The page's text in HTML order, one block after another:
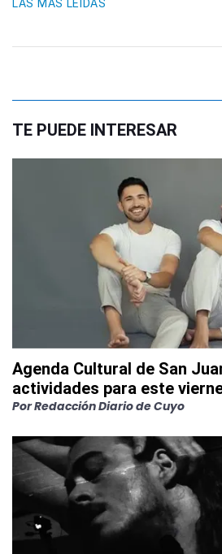
LAS MÁS LEIDAS
TE PUEDE INTERESAR
Agenda Cultural de San
actividades para este
PorRedacción Diario de Cuyo